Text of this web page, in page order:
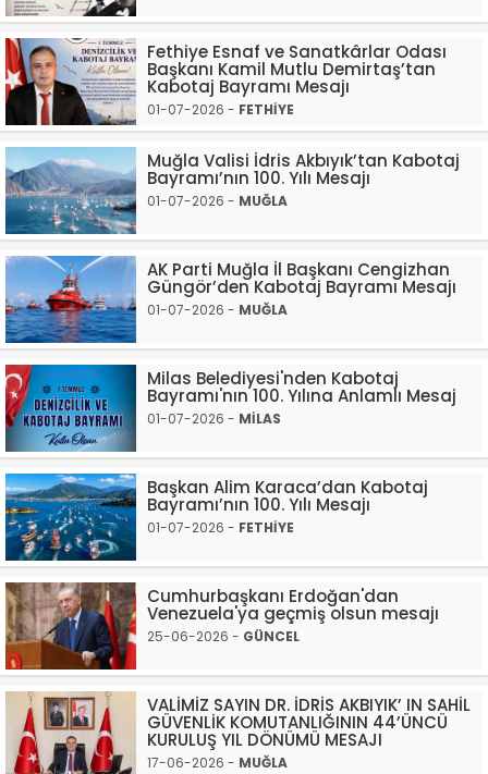
Fethiye Esnaf ve Sanatkârlar Odası
Başkanı Kamil Mutlu Demirtaş’tan
Kabotaj Bayramı Mesajı
01-07-2026 - FETHİYE
Muğla Valisi İdris Akbıyık’tan Kabotaj
Bayramı’nın 100. Yılı Mesajı
01-07-2026 - MUĞLA
AK Parti Muğla İl Başkanı Cengizhan
Güngör’den Kabotaj Bayramı Mesajı
01-07-2026 - MUĞLA
Milas Belediyesi'nden Kabotaj
Bayramı'nın 100. Yılına Anlamlı Mesaj
01-07-2026 - MİLAS
Başkan Alim Karaca’dan Kabotaj
Bayramı’nın 100. Yılı Mesajı
01-07-2026 - FETHİYE
Cumhurbaşkanı Erdoğan'dan
Venezuela'ya geçmiş olsun mesajı
25-06-2026 - GÜNCEL
VALİMİZ SAYIN DR. İDRİS AKBIYIK’ IN SAHİL
GÜVENLİK KOMUTANLIĞININ 44’ÜNCÜ
KURULUŞ YIL DÖNÜMÜ MESAJI
17-06-2026 - MUĞLA